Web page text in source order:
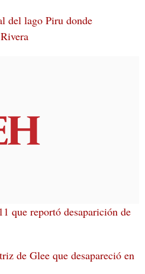
del lago Piru donde
que reportó desaparición de
de Glee que desapareció en